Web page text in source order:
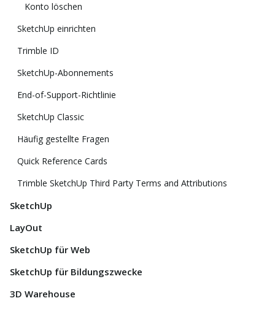
Konto löschen
SketchUp einrichten
Trimble ID
SketchUp-Abonnements
End-of-Support-Richtlinie
SketchUp Classic
Häufig gestellte Fragen
Quick Reference Cards
Trimble SketchUp Third Party Terms and Attributions
SketchUp
LayOut
SketchUp für Web
SketchUp für Bildungszwecke
3D Warehouse